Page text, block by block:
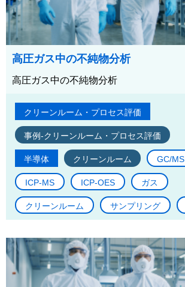
高圧ガス中の不純物分析
高圧ガス中の不純物分析
クリーンルーム・プロセス評価
事例-クリーンルーム・プロセス評価
半導体 クリーンルーム GC/MS
ICP-MS ICP-OES ガス
クリーンルーム サンプリング